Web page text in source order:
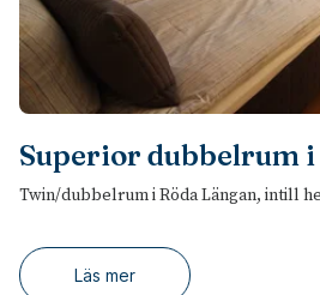
Superior dubbelrum i
Twin/dubbelrum i Röda Längan, intill
Läs mer